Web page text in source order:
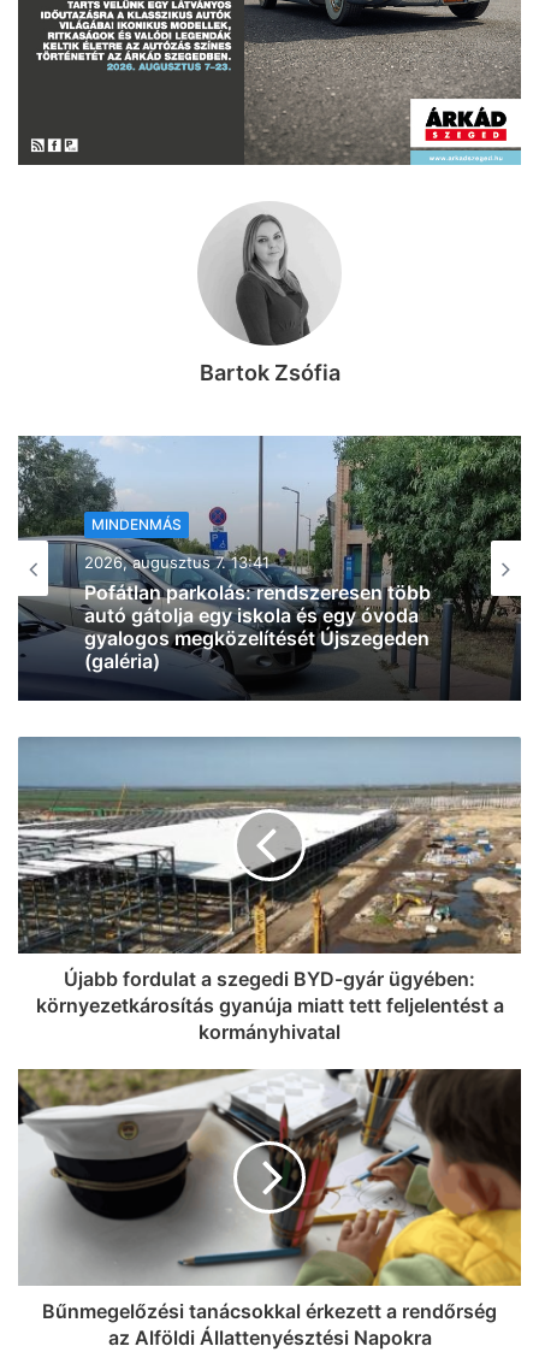
Bartok Zsófia
MINDENMÁS
2026, augusztus 7. 11:29
Négyes karambol történt az M5-ösön,
alakul a torlódás
Újabb fordulat a szegedi BYD-gyár ügyében:
környezetkárosítás gyanúja miatt tett feljelentést a
kormányhivatal
Bűnmegelőzési tanácsokkal érkezett a rendőrség
az Alföldi Állattenyésztési Napokra